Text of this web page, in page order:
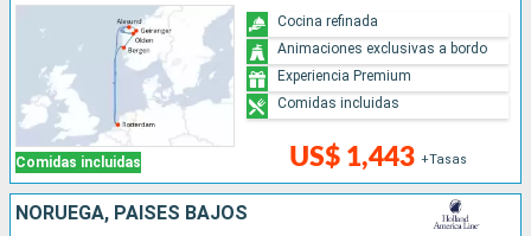
Comidas incluidas US$ 1,443 +Tasas
Cocina refinada
Animaciones exclusivas a bordo
Experiencia Premium
Comidas incluidas
NORUEGA, PAISES BAJOS